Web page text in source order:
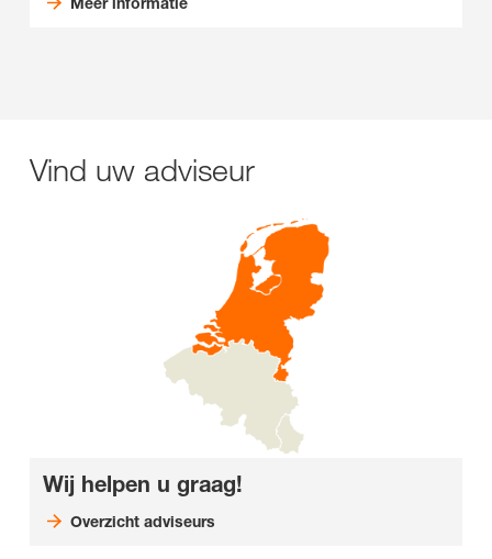
Vind uw adviseur
Wij helpen u graag!
Overzicht adviseurs